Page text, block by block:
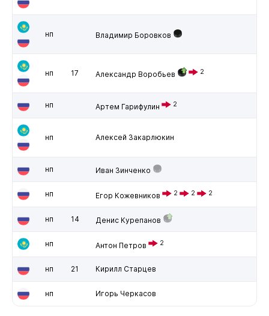
нп Владимир Боровков
нп 17 Александр Воробьев 2
нп Артем Гарифулин 2
нп Алексей Закарлюкин
нп Иван Зинченко
нп Егор Кожевников 2 2 2
нп 14 Денис Курепанов
нп Антон Петров 2
нп 21 Кирилл Старцев
нп Игорь Черкасов